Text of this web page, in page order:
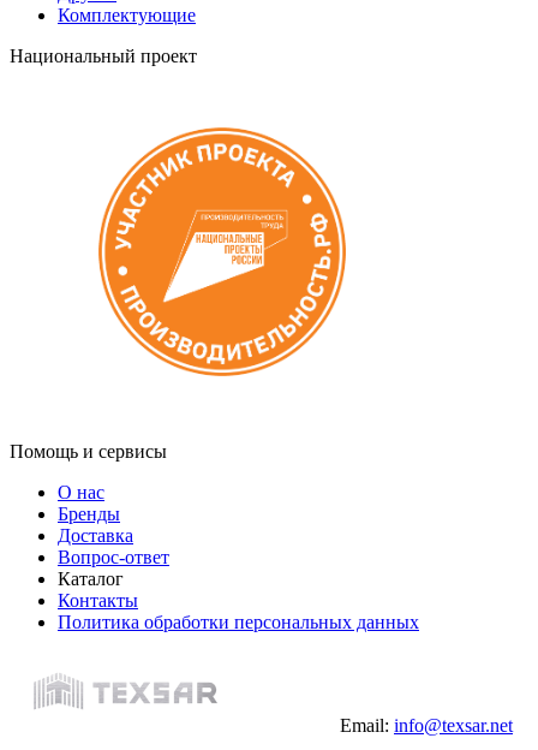
Комплектующие
Национальный проект
Помощь и сервисы
О нас
Бренды
Доставка
Вопрос-ответ
Каталог
Контакты
Политика обработки персональных данных
Email: info@texsar.net